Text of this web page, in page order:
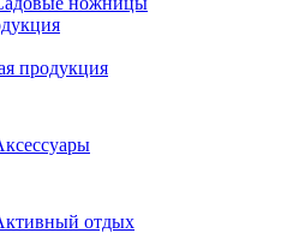
продукция
отдых